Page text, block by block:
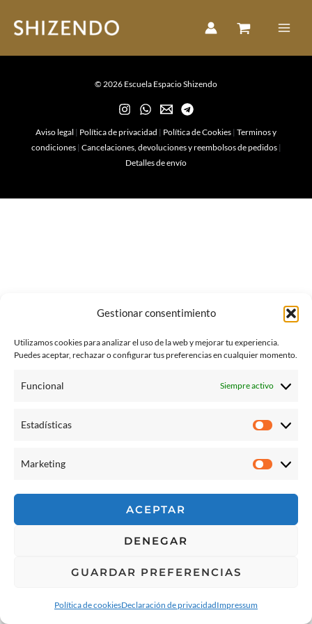
Gestionar consentimiento
Utilizamos cookies para analizar el uso de la web y mejorar tu experiencia.
Puedes aceptar, rechazar o configurar tus preferencias en cualquier momento.
Funcional Siempre activo
Estadísticas
Marketing
ACEPTAR
DENEGAR
GUARDAR PREFERENCIAS
Política de cookiesDeclaración de privacidadImpressum
© 2026 Escuela Espacio Shizendo
Aviso legal | Política de privacidad | Política de Cookies | Terminos y
condiciones| Cancelaciones, devoluciones y reembolsos de pedidos|
Detalles de envío